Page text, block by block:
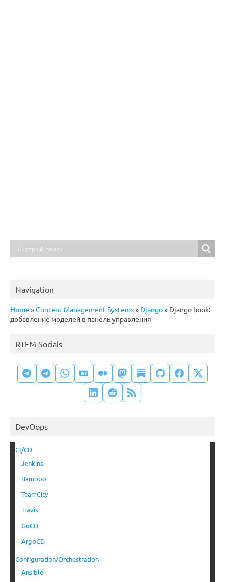
Navigation
Home »Content Management Systems» Django» Django book:
добавление моделей в панель управления
RTFM Socials
DevOops
CI/CD
Jenkins
Bamboo
TeamCity
Travis
GoCD
ArgoCD
Configuration/Orchestration
Ansible